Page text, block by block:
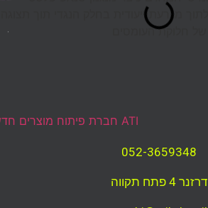
052-3659348
דרזנר 4 פתח תקווה